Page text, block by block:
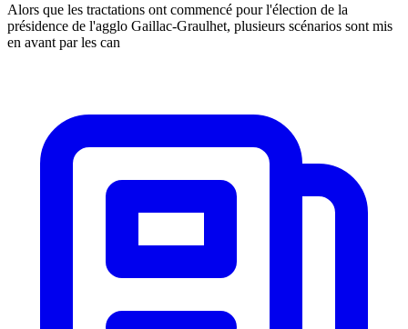
Alors que les tractations ont commencé pour l'élection de la
présidence de l'agglo Gaillac-Graulhet, plusieurs scénarios sont mis
en avant par les can